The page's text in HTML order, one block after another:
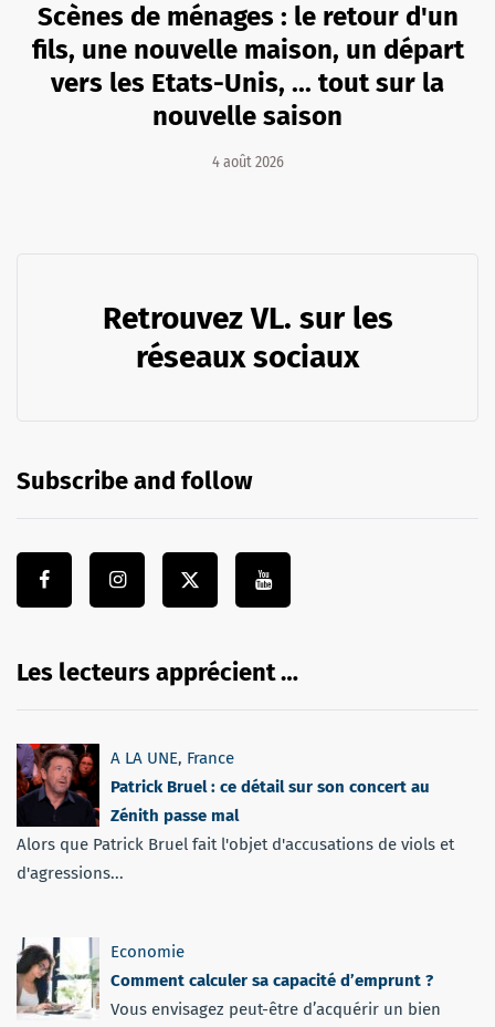
Scènes de ménages : le retour d'un
fils, une nouvelle maison, un départ
vers les Etats-Unis, ... tout sur la
nouvelle saison
4 août 2026
Retrouvez VL. sur les
réseaux sociaux
Subscribe and follow
Les lecteurs apprécient …
A LA UNE, France
Patrick Bruel : ce détail sur son concert au
Zénith passe mal
Alors que Patrick Bruel fait l'objet d'accusations de viols et
d'agressions...
Economie
Comment calculer sa capacité d’emprunt ?
Vous envisagez peut-être d’acquérir un bien